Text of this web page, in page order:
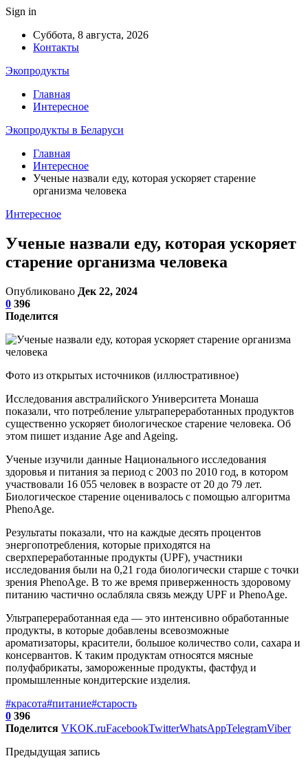
Sign in
Суббота, 8 августа, 2026
Контакты
Экопродукты
Главная
Интересное
Экопродукты в Беларуси
Главная
Интересное
Ученые назвали еду, которая ускоряет старение
организма человека
Интересное
Ученые назвали еду, которая ускоряет
старение организма человека
Опубликовано Дек 22, 2024
0 396
Поделится
Фото из открытых источников (иллюстративное)
Исследования австралийского Университета Монаша
показали, что потребление ультрапереработанных продуктов
существенно ускоряет биологическое старение человека. Об
этом пишет издание Age and Ageing.
Ученые изучили данные Национального исследования
здоровья и питания за период с 2003 по 2010 год, в котором
участвовали 16 055 человек в возрасте от 20 до 79 лет.
Биологическое старение оценивалось с помощью алгоритма
PhenoAge.
Результаты показали, что на каждые десять процентов
энергопотребления, которые приходятся на
сверхпереработанные продукты (UPF), участники
исследования были на 0,21 года биологически старше с точки
зрения PhenoAge. В то же время приверженность здоровому
питанию частично ослабляла связь между UPF и PhenoAge.
Ультрапереработанная еда — это интенсивно обработанные
продукты, в которые добавлены всевозможные
ароматизаторы, красители, большое количество соли, сахара и
консервантов. К таким продуктам относятся мясные
полуфабрикаты, замороженные продукты, фастфуд и
промышленные кондитерские изделия.
#красота#питание#старость
0 396
Поделится VKOK.ruFacebookTwitterWhatsAppTelegramViber
Предыдущая запись